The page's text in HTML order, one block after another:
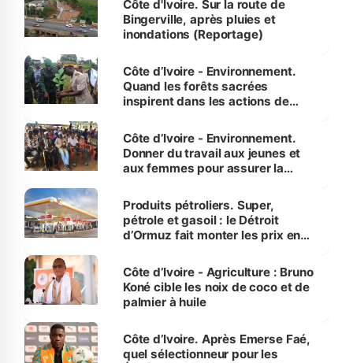
Côte d'Ivoire. Sur la route de
Bingerville, après pluies et
inondations (Reportage)
Côte d’Ivoire - Environnement.
Quand les forêts sacrées
inspirent dans les actions de
Côte d’Ivoire - Environnement.
Donner du travail aux jeunes et
aux femmes pour assurer la
menacées
Produits pétroliers. Super,
pétrole et gasoil : le Détroit
d’Ormuz fait monter les prix en
Côte d’Ivoire - Agriculture : Bruno
Koné cible les noix de coco et de
palmier à huile
Côte d’Ivoire. Après Emerse Faé,
quel sélectionneur pour les